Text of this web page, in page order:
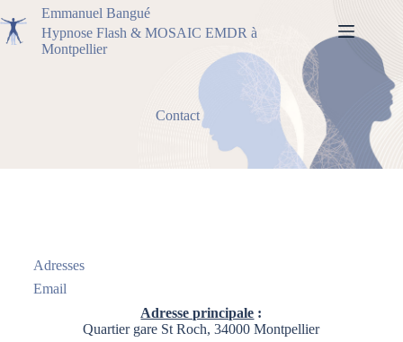
Emmanuel Bangué
Hypnose Flash & MOSAIC EMDR à
Montpellier
Contact
Adresses
Email
Adresse principale :
Quartier gare St Roch,34000 Montpellier